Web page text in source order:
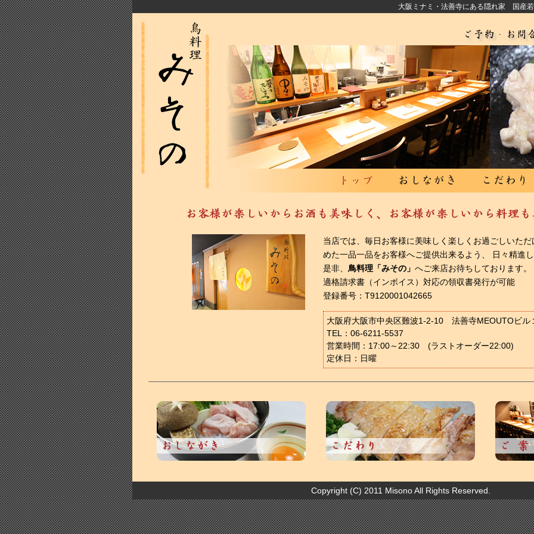
大阪ミナミ・法善寺にある隠れ家 国産
当店では、毎日お客様に美味しく楽しくお過ごしいた
めた一品一品をお客様へご提供出来るよう、 日々精進
是非、 鳥料理「みその」 へご来店お待ちしております。
適格請求書（インボイス）対応の領収書発行が可能
登録番号：T9120001042665
大阪府大阪市中央区難波1-2-10 法善寺MEOUTOビル
TEL：06-6211-5537
営業時間：17:00～22:30 (ラストオーダー22:00)
定休日：日曜
Copyright (C) 2011 Misono All Rights Reserved.